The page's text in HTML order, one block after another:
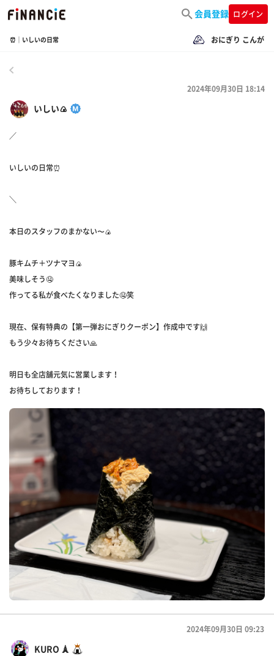
会員登録 ログイン
⏰｜いしいの日常 おにぎり こんが
いしい🍙
2024年09月30日 18:14
／
いしいの日常⏰
＼
本日のスタッフのまかない〜🍙
豚キムチ＋ツナマヨ🍙
美味しそう🤤
作ってる私が食べたくなりました🤤笑
現在、保有特典の【第一弾おにぎりクーポン】作成中です🙌
もう少々お待ちください🙏
明日も全店舗元気に営業します！
お待ちしております！
KURO 🗼
2024年09月30日 09:23